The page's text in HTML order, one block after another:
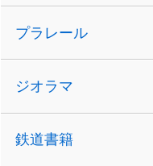
プラレール
ジオラマ
鉄道書籍